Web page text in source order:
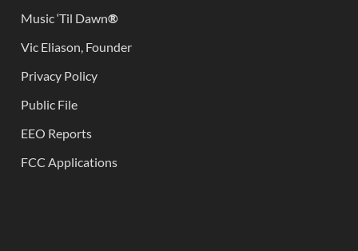
Music ‘Til Dawn®
Vic Eliason, Founder
Privacy Policy
Public File
EEO Reports
FCC Applications